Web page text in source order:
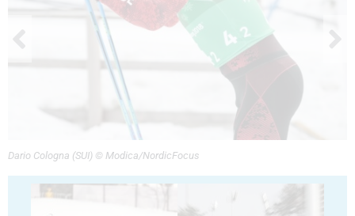
Dario Cologna (SUI) © Modica/NordicFocus